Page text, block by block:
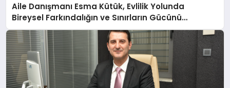
Aile Danışmanı Esma Kütük, Evlilik Yolunda
Bireysel Farkındalığın ve Sınırların Gücünü
Anlatıyor